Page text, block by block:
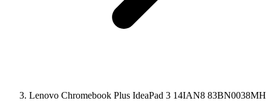
Lenovo Chromebook Plus IdeaPad 3 14IAN8 83BN0038MH